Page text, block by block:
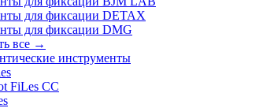
для фиксации DETAX
для фиксации DMG
все →
инструменты
FiLes CC